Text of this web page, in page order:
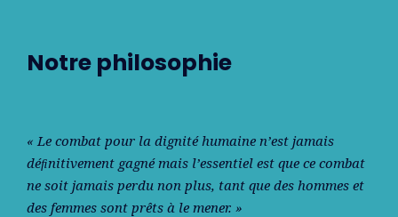
Notre philosophie
« Le combat pour la dignité humaine n’est jamais
déﬁnitivement gagné mais l’essentiel est que ce combat
ne soit jamais perdu non plus, tant que des hommes et
des femmes sont prêts à le mener. »